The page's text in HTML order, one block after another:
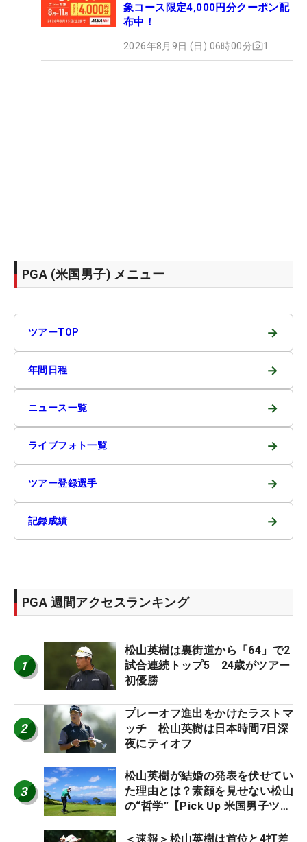
象コース限定4,000円分クーポン配
布中！
2026年8月9日 (日) 06時00分 1
PGA (米国男子) メニュー
ツアーTOP →
年間日程 →
ニュース一覧 →
ライブフォト一覧 →
ツアー登録選手 →
記録成績 →
PGA 週間アクセスランキング
1
松山英樹は裏街道から「64」で2
試合連続トップ5 24歳がツアー
初優勝
2
プレーオフ進出をかけたラストマ
ッチ 松山英樹は日本時間7日深
夜にティオフ
3
松山英樹が結婚の発表を伏せてい
た理由とは？素顔を見せない松山
の“哲学”【Pick Up 米国男子ツア
＜速報＞松山英樹は首位と4打差